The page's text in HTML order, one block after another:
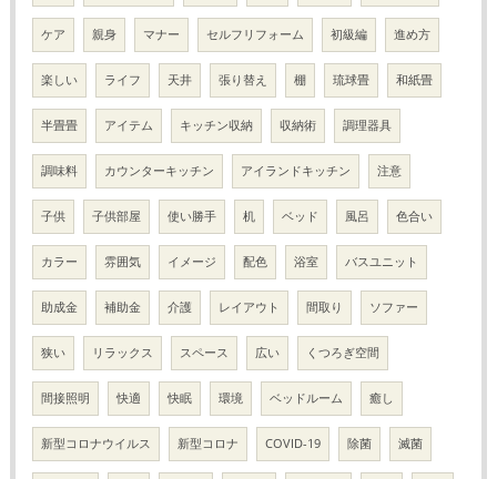
ケア 親身 マナー セルフリフォーム 初級編 進め方
楽しい ライフ 天井 張り替え 棚 琉球畳 和紙畳
半畳畳 アイテム キッチン収納 収納術 調理器具
調味料 カウンターキッチン アイランドキッチン 注意
子供 子供部屋 使い勝手 机 ベッド 風呂 色合い
カラー 雰囲気 イメージ 配色 浴室 バスユニット
助成金 補助金 介護 レイアウト 間取り ソファー
狭い リラックス スペース 広い くつろぎ空間
間接照明 快適 快眠 環境 ベッドルーム 癒し
新型コロナウイルス 新型コロナ COVID-19 除菌 滅菌